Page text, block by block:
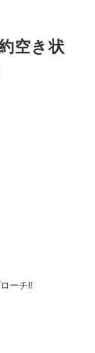
空き状
ーチ!!